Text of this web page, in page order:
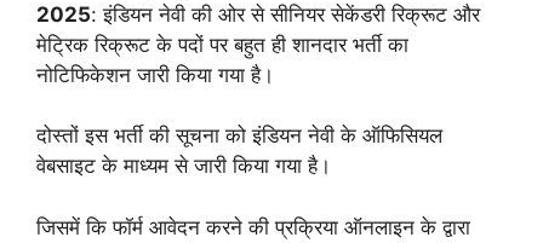
2025: इंडियन नेवी की ओर से सीनियर सेकेंडरी रिक्रूट और
मेट्रिक रिक्रूट के पदों पर बहुत ही शानदार भर्ती का
नोटिफिकेशन जारी किया गया है।
दोस्तों इस भर्ती की सूचना को इंडियन नेवी के ऑफिसियल
वेबसाइट के माध्यम से जारी किया गया है।
जिसमें कि फॉर्म आवेदन करने की प्रक्रिया ऑनलाइन के द्वारा